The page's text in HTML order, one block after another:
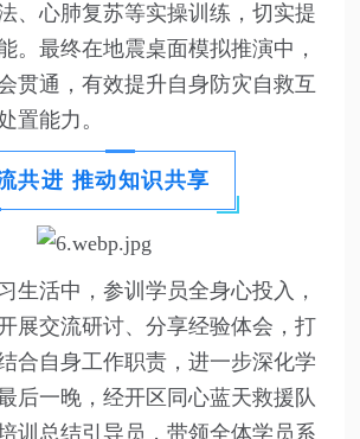
、心肺复苏等实操训练，切实提
。最终在地震桌面模拟推演中，
贯通，有效提升自身防灾自救互
置能力。
共进 推动知识共享
生活中，参训学员全身心投入，
展交流研讨、分享经验体会，打
合自身工作职责，进一步深化学
后一晚，经开区同心蓝天救援队
训总结引导员，带领全体学员系